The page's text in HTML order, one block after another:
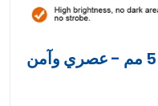
تصميم فائق النحافة بسمك 5 مم - عصري وآمن